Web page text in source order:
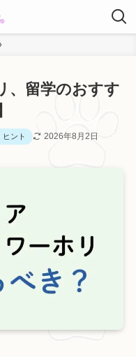
、留学のおすす
ヒント 2026年8月2日